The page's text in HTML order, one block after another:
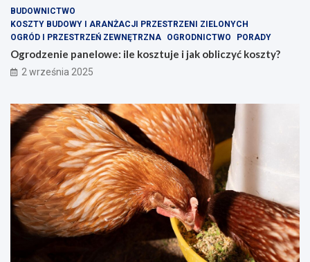
BUDOWNICTWO
KOSZTY BUDOWY I ARANŻACJI PRZESTRZENI ZIELONYCH
OGRÓD I PRZESTRZEŃ ZEWNĘTRZNA
OGRODNICTWO PORADY
Ogrodzenie panelowe: ile kosztuje i jak obliczyć koszty?
2 września 2025